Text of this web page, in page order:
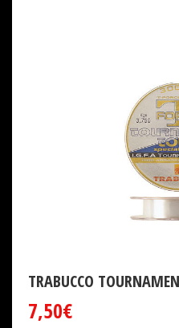
TRABUCCO
7,50€